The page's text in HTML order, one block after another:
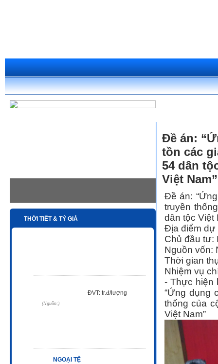
THỜI TIẾT & TỶ GIÁ
Đề án:
tồn các
54 dân
Việt Nam”
Đề án:
truyền
dân tộc Việt
Địa điểm dự
Chủ đầu tư:
Nguồn vốn:
Thời gian
Nhiệm vụ
- Thực hiện
“Ứng dụng
thống của
Việt Nam”